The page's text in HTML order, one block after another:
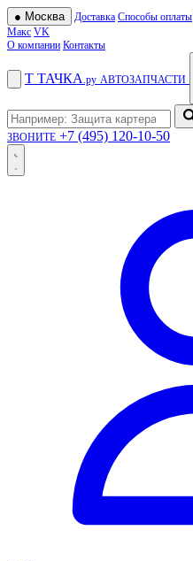
● Москва Доставка Способы оплаты
Макс VK
О компании Контакты
Т ТАЧКА .ру АВТОЗАПЧАСТИ
ЗВОНИТЕ +7 (495) 120-10-50